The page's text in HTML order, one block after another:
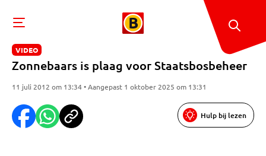
VIDEO
Zonnebaars is plaag voor Staatsbosbeheer
11 juli 2012 om 13:34 • Aangepast 1 oktober 2025 om 13:31
Hulp bij lezen